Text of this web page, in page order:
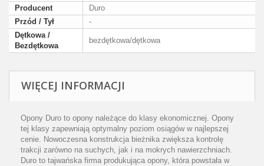
Producent
Duro
Przód / Tył
-
Dętkowa /
Bezdętkowa
bezdętkowa/dętkowa
WIĘCEJ INFORMACJI
Opony Duro to opony należące do klasy ekonomicznej. Opony
tej klasy zapewniają optymalny poziom osiągów w najlepszej
cenie. Nowoczesna konstrukcja bieżnika zwiększa kontrolę
trakcji zarówno na suchych, jak i na mokrych nawierzchniach.
Duro to tajwańska firma produkująca opony, która powstała w